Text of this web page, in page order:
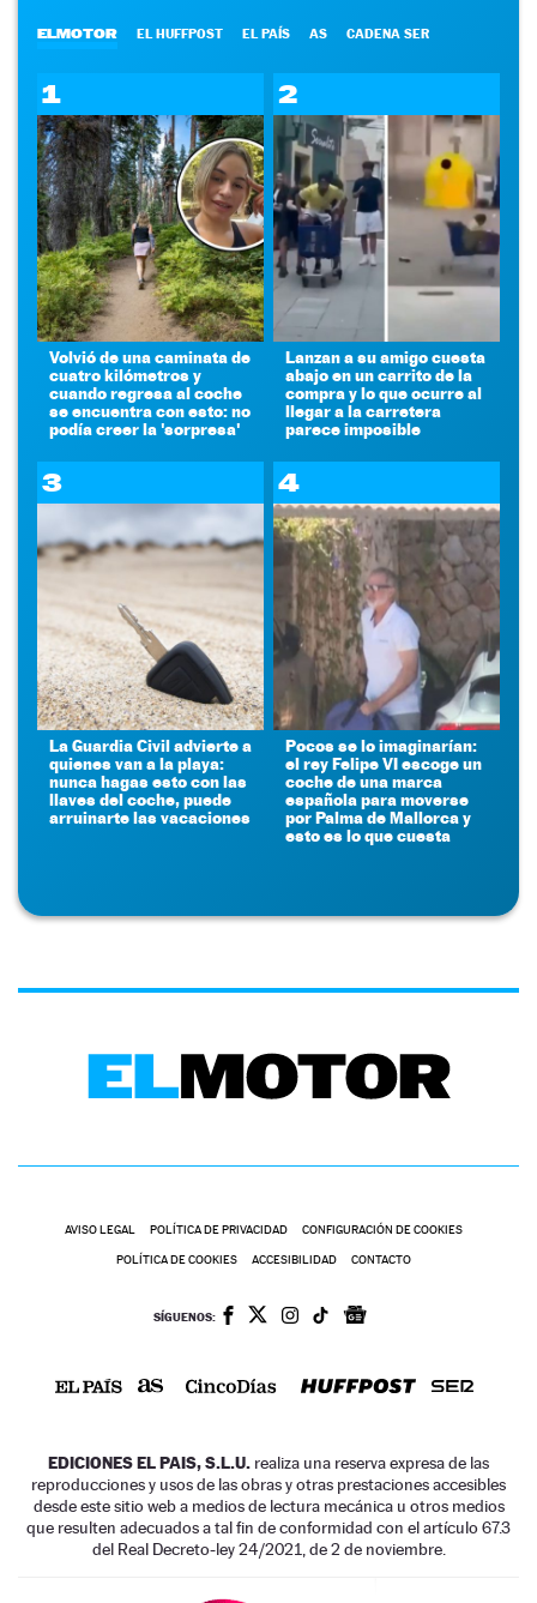
ELMOTOR EL HUFFPOST EL PAÍS AS CADENA SER
1
Volvió de una caminata de
cuatro kilómetros y
cuando regresa al coche
se encuentra con esto: no
podía creer la 'sorpresa'
2
Lanzan a su amigo cuesta
abajo en un carrito de la
compra y lo que ocurre al
llegar a la carretera
parece imposible
3
La Guardia Civil advierte a
quienes van a la playa:
nunca hagas esto con las
llaves del coche, puede
arruinarte las vacaciones
4
Pocos se lo imaginarían:
el rey Felipe VI escoge un
coche de una marca
española para moverse
por Palma de Mallorca y
esto es lo que cuesta
AVISO LEGAL POLÍTICA DE PRIVACIDAD CONFIGURACIÓN DE COOKIES
POLÍTICA DE COOKIES ACCESIBILIDAD CONTACTO
SÍGUENOS:
EDICIONES EL PAIS, S.L.U. realiza una reserva expresa de las
reproducciones y usos de las obras y otras prestaciones accesibles
desde este sitio web a medios de lectura mecánica u otros medios
que resulten adecuados a tal fin de conformidad con el artículo 67.3
del Real Decreto-ley 24/2021, de 2 de noviembre.